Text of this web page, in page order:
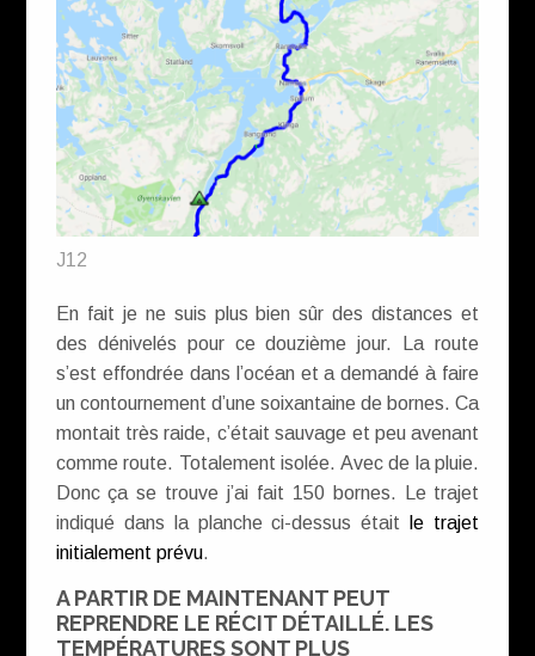
J12
En fait je ne suis plus bien sûr des distances et
des dénivelés pour ce douzième jour. La route
s’est effondrée dans l’océan et a demandé à faire
un contournement d’une soixantaine de bornes. Ca
montait très raide, c’était sauvage et peu avenant
comme route. Totalement isolée. Avec de la pluie.
Donc ça se trouve j’ai fait 150 bornes. Le trajet
indiqué dans la planche ci-dessus était
le trajet
initialement prévu.
A PARTIR DE MAINTENANT PEUT
REPRENDRE LE RÉCIT DÉTAILLÉ. LES
TEMPÉRATURES SONT PLUS